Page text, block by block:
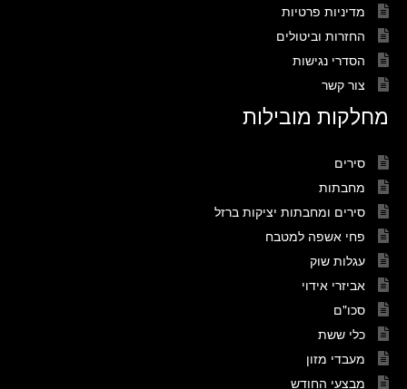
מדיניות פרטיות
החזרות וביטולים
הסדרי נגישות
צור קשר
מחלקות מובילות
סירים
מחבתות
סירים ומחבתות יציקות ברזל
פחי אשפה למטבח
עגלות שוק
אביזרי אידוי
סכו"ם
כלי ששת
מעבדי מזון
מבצעי החודש